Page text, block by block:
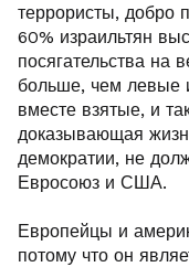
террористы, добро
60% израильтян
посягательства на
больше, чем левые
вместе взятые, и
доказывающая
демократии, не
Евросоюз и США.
Европейцы и
потому что он